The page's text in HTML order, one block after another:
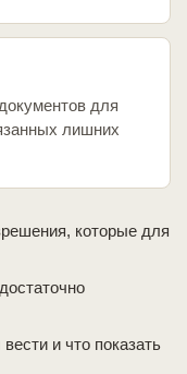
для
лишних
которые для
и что показать